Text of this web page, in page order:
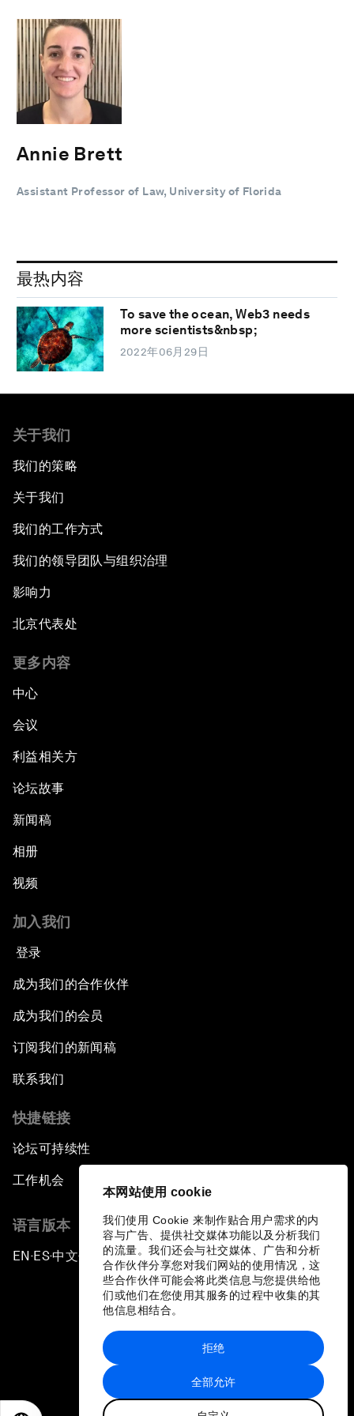
本网站使用 cookie
我们使用 Cookie 来制作贴合用户需求的内
容与广告、提供社交媒体功能以及分析我们
的流量。我们还会与社交媒体、广告和分析
合作伙伴分享您对我们网站的使用情况，这
些合作伙伴可能会将此类信息与您提供给他
们或他们在您使用其服务的过程中收集的其
他信息相结合。
全部允许
拒绝
Annie Brett
Assistant Professor of Law, University of Florida
最热内容
To save the ocean, Web3 needs
more scientists&nbsp;
2022年06月29日
关于我们
我们的策略
关于我们
我们的工作方式
我们的领导团队与组织治理
影响力
北京代表处
更多内容
中心
会议
利益相关方
论坛故事
新闻稿
相册
视频
加入我们
登录
成为我们的合作伙伴
成为我们的会员
订阅我们的新闻稿
联系我们
快捷链接
论坛可持续性
工作机会
语言版本
EN ▪ES▪中文▪ 日本語
站点地图